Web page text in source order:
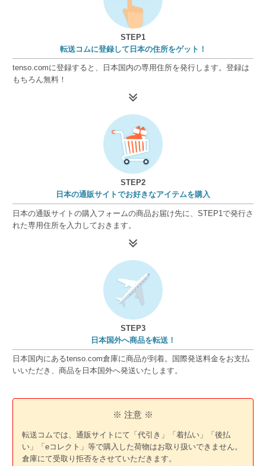
STEP1
転送コムに登録して日本の住所をゲット！
tenso.comに登録すると、日本国内の専用住所を発行します。登録は
もちろん無料！
STEP2
日本の通販サイトでお好きなアイテムを購入
日本の通販サイトの購入フォームの商品お届け先に、STEP1で発行さ
れた専用住所を入力しておきます。
STEP3
日本国外へ商品を転送！
日本国内にあるtenso.com倉庫に商品が到着。国際発送料金をお支払
いいただき、商品を日本国外へ発送いたします。
※ 注意 ※
転送コムでは、通販サイトにて「代引き」「着払い」「後払
い」「eコレクト」等で購入した荷物はお取り扱いできません。
倉庫にて受取り拒否をさせていただきます。